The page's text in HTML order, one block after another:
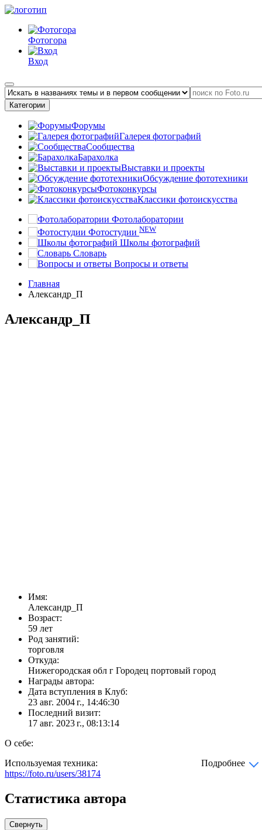
Фотогора
Вход
Категории
Форумы
Галерея фотографий
Сообщества
Барахолка
Выставки и проекты
Обсуждение фототехники
Фотоконкурсы
Классики фотоискусства
Фотолаборатории
Фотостудии NEW
Школы фотографий
Словарь
Вопросы и ответы
Главная
Александр_П
Александр_П
Имя:
Александр_П
Возраст:
59 лет
Род занятий:
торговля
Откуда:
Нижегородская обл г Городец портовый город
Награды автора:
Дата вступления в Клуб:
23 авг. 2004 г., 14:46:30
Последний визит:
17 авг. 2023 г., 08:13:14
О себе:
Используемая техника:
Подробнее
https://foto.ru/users/38174
Статистика автора
Свернуть